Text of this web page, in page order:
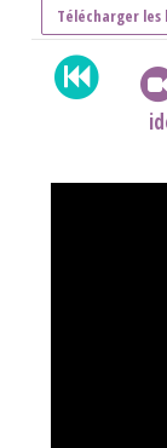
Télécharger